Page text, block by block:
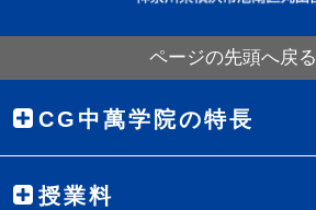
ページの先頭へ戻る
CG中萬学院の特長
授業料